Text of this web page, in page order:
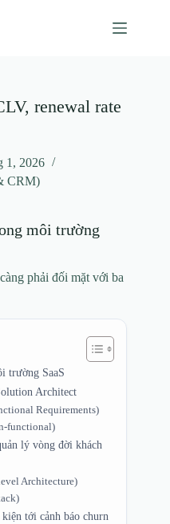
renewal rate
1, 2026
CRM)
môi trường
phải đối mặt với ba
trường SaaS
Architect
Requirements)
lý vòng đời khách
Architecture)
tới cảnh báo churn